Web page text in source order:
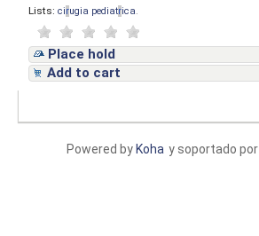
Lists: cirugia pediatrica
Place hold
Add to cart
y soportado por
Powered by Koha